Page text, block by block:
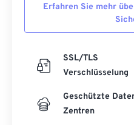
Erfahren Sie mehr
SSL/TLS
Verschlüsselung
Geschützte
Zentren